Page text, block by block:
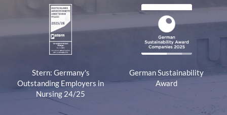
Stern: Germany's
Outstanding Employers in
Nursing 24/25
German Sustainability
Award